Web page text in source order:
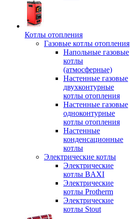
Котлы отопления
Газовые котлы отопления
Напольные газовые
котлы
(атмосферные)
Настенные газовые
двухконтурные
котлы отопления
Настенные газовые
одноконтурные
котлы отопления
Настенные
конденсационные
котлы
Электрические котлы
Электрические
котлы BAXI
Электрические
котлы Protherm
Электрические
котлы Stout